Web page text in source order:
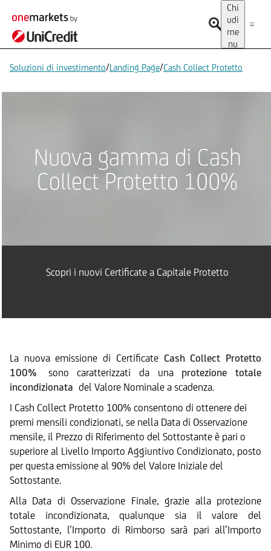
Chi
udi
me
nu
Soluzioni di investimento/Landing Page/Cash Collect Protetto
Nuova gamma di Cash
Collect Protetto 100%
Scopri i nuovi Certificate a Capitale Protetto
La nuova emissione di Certificate Cash Collect Protetto
100%
sono caratterizzati da una protezione totale
incondizionata del Valore Nominale a scadenza.
I Cash Collect Protetto 100% consentono di ottenere dei
premi mensili condizionati, se nella Data di Osservazione
mensile, il Prezzo di Riferimento del Sottostante è pari o
superiore al Livello Importo Aggiuntivo Condizionato, posto
per questa emissione al 90% del Valore Iniziale del
Sottostante.
Alla Data di Osservazione Finale, grazie alla protezione
totale incondizionata, qualunque sia il valore del
Sottostante, l’Importo di Rimborso sarà pari all’Importo
Minimo di EUR 100.